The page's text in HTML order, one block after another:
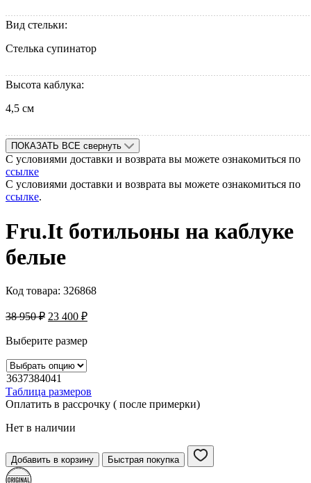
Вид стельки:
Стелька супинатор
Высота каблука:
4,5 см
ПОКАЗАТЬ ВСЕ свернуть
С условиями доставки и возврата вы можете ознакомиться по
ссылке
С условиями доставки и возврата вы можете ознакомиться по
ссылке.
Fru.It ботильоны на каблуке
белые
Код товара: 326868
38 950₽ 23 400 ₽
Выберите размер
3637384041
Таблица размеров
Оплатить в рассрочку ( после примерки)
Нет в наличии
Добавить в корзину Быстрая покупка